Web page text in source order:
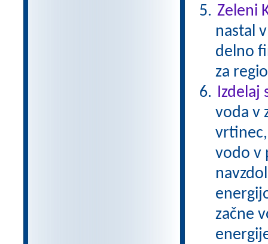
Zeleni
nastal
delno
za
Izdelaj
voda v
vodo v
začne